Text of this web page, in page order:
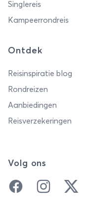
Singlereis
Kampeerrondreis
Ontdek
Reisinspiratie blog
Rondreizen
Aanbiedingen
Reisverzekeringen
Volg ons
FacebookInstagramTwitter